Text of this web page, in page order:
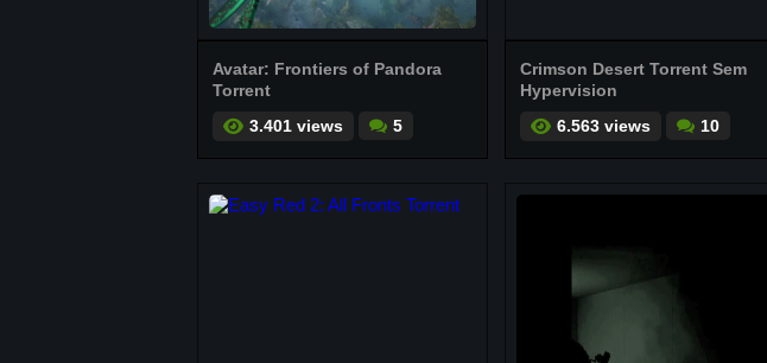
Avatar: Frontiers of Pandora
Torrent
3.401 views
5
Crimson Desert Torrent Sem
Hypervision
6.563 views
10